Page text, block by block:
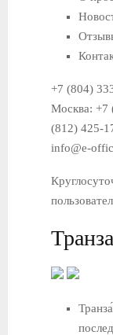
+7 (804)
Москва: +7
(812) 425-
info@e-